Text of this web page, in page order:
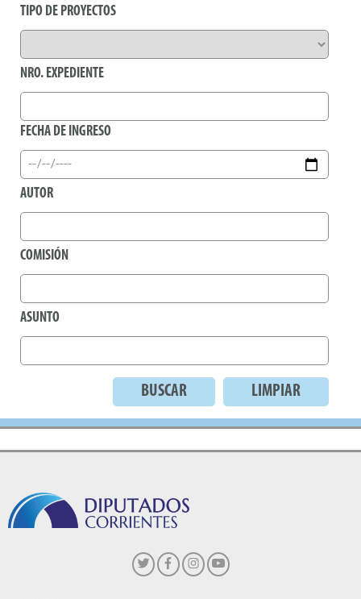
TIPO DE PROYECTOS
NRO. EXPEDIENTE
FECHA DE INGRESO
AUTOR
COMISIÓN
ASUNTO